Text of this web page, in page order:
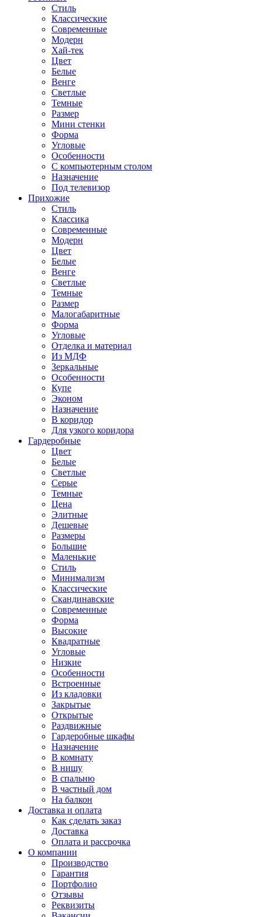
Стиль
Классические
Современные
Модерн
Хай-тек
Цвет
Белые
Венге
Светлые
Темные
Размер
Мини стенки
Форма
Угловые
Особенности
С компьютерным столом
Назначение
Под телевизор
Прихожие
Стиль
Классика
Современные
Модерн
Цвет
Белые
Венге
Светлые
Темные
Размер
Малогабаритные
Форма
Угловые
Отделка и материал
Из МДФ
Зеркальные
Особенности
Купе
Эконом
Назначение
В коридор
Для узкого коридора
Гардеробные
Цвет
Белые
Светлые
Серые
Темные
Цена
Элитные
Дешевые
Размеры
Большие
Маленькие
Стиль
Минимализм
Классические
Скандинавские
Современные
Форма
Высокие
Квадратные
Угловые
Низкие
Особенности
Встроенные
Из кладовки
Закрытые
Открытые
Раздвижные
Гардеробные шкафы
Назначение
В комнату
В нишу
В спальню
В частный дом
На балкон
Доставка и оплата
Как сделать заказ
Доставка
Оплата и рассрочка
О компании
Производство
Гарантия
Портфолио
Отзывы
Реквизиты